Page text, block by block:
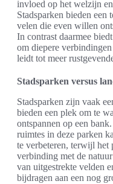
invloed op het welzijn
Stadsparken bieden
velen die even willen
In contrast daarmee
om diepere
leidt tot meer
Stadsparken versus
Stadsparken zijn vaak
bieden een plek om te
ontspannen op een
ruimtes in deze parken
te verbeteren, terwijl het
verbinding met de
van uitgestrekte velden
bijdragen aan een nog